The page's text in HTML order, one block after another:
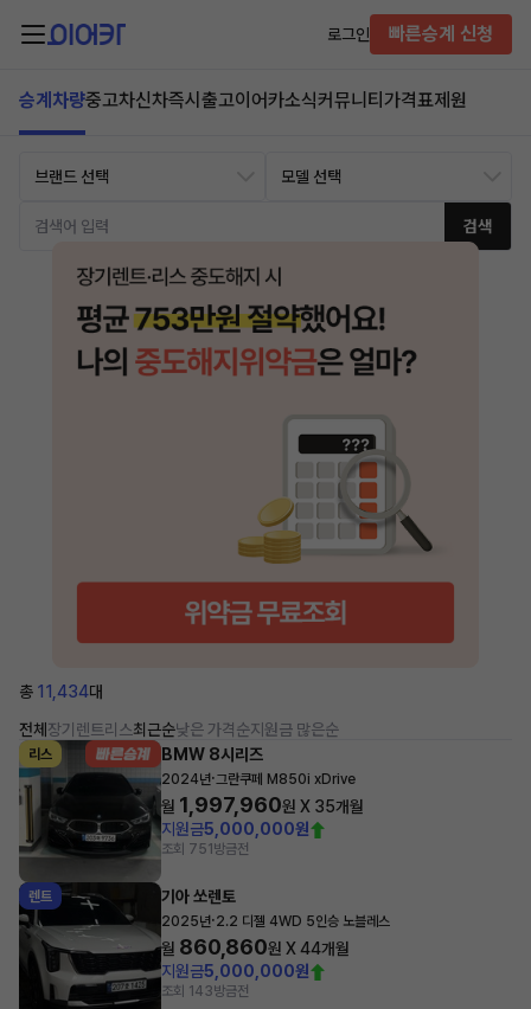
로그인 빠른승계 신청
승계차량중고차신차즉시출고이어카소식커뮤니티 가격표제원
검색
총 11,434대
전체 장기렌트리스최근순낮은 가격순지원금 많은순
리스 BMW 8시리즈
2024년·그란쿠페 M850i xDrive
월 1,997,960원 X 35개월
지원금5,000,000원
조회 751 방금전
렌트 기아 쏘렌토
2025년·2.2 디젤 4WD 5인승 노블레스
월 860,860원 X44개월
지원금5,000,000원
조회 143방금전